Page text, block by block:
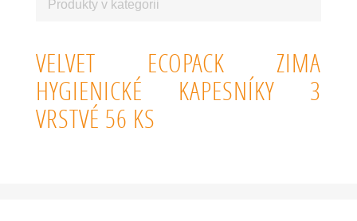
Produkty v kategorii
VELVET ECOPACK ZIMA
HYGIENICKÉ KAPESNÍKY 3
VRSTVÉ 56 KS